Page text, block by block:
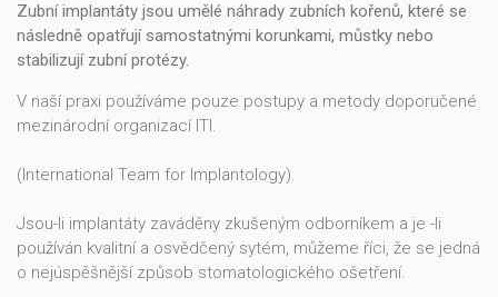
Zubní implantáty jsou umělé náhrady zubních kořenů, které se
následně opatřují samostatnými korunkami, můstky nebo
stabilizují zubní protézy.
V naší praxi používáme pouze postupy a metody doporučené
mezinárodní organizací ITI.
(International Team for Implantology).
Jsou-li implantáty zaváděny zkušeným odborníkem a je -li
používán kvalitní a osvědčený sytém, můžeme říci, že se jedná
o nejúspěšnější způsob stomatologického ošetření.